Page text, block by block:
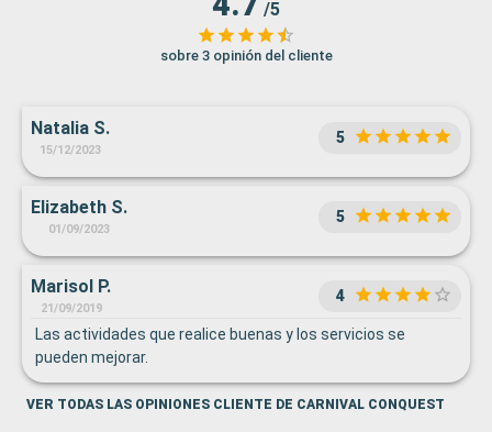
/5
sobre 3 opinión del cliente
Natalia S.
15/12/2023
5
Elizabeth S.
01/09/2023
5
Marisol P.
21/09/2019
4
Las actividades que realice buenas y los servicios se
pueden mejorar.
VER TODAS LAS OPINIONES CLIENTE DE CARNIVAL CONQUEST